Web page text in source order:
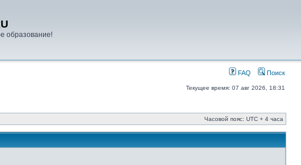
образование!
FAQ Поиск
Текущее время: 07 авг 2026, 18:31
Часовой пояс: UTC + 4 часа